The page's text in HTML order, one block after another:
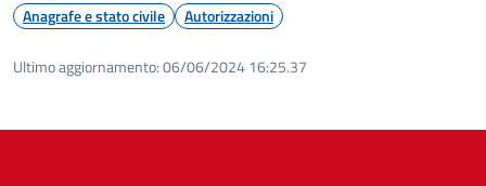
Anagrafe e stato civile Autorizzazioni
Ultimo aggiornamento:06/06/2024 16:25.37